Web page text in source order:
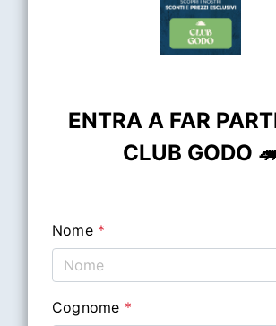
ENTRA A FAR
CLUB GODO
Nome *
Cognome *